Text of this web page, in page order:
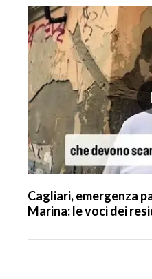
Cagliari, emergenza
Marina: le voci dei